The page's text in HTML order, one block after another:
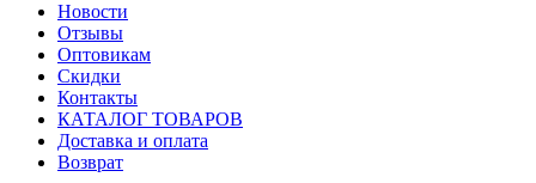
Новости
Отзывы
Оптовикам
Скидки
Контакты
КАТАЛОГ ТОВАРОВ
Доставка и оплата
Возврат